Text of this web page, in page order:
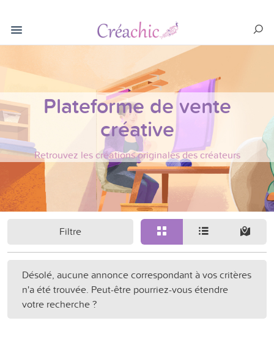
Plateforme de vente
créative
Retrouvez les créations originales des créateurs
Filtre
Désolé, aucune annonce correspondant à vos critères
n'a été trouvée. Peut-être pourriez-vous étendre
votre recherche ?